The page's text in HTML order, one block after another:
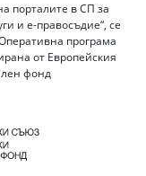
порталите в СП за
и е-правосъдие“, се
програма
от Европейския
фонд